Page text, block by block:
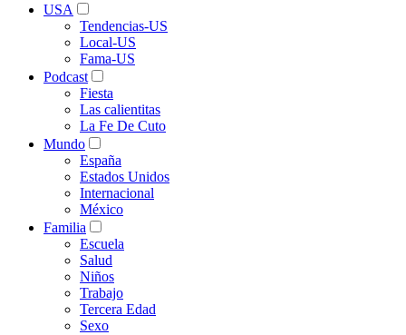
USA
Tendencias-US
Local-US
Fama-US
Podcast
Fiesta
Las calientitas
La Fe De Cuto
Mundo
España
Estados Unidos
Internacional
México
Familia
Escuela
Salud
Niños
Trabajo
Tercera Edad
Sexo